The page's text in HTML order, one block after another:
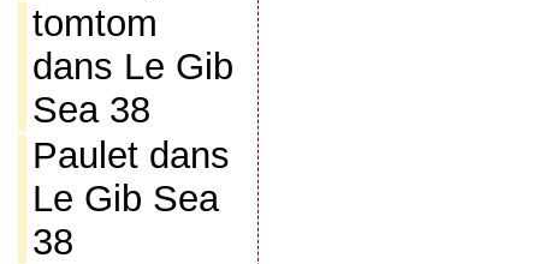
tomtom
dans Le Gib
Sea 38
Pauletdans
Le Gib Sea
38